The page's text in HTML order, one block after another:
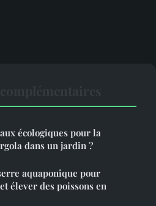
écologiques pour la
dans un jardin ?
aquaponique pour
élever des poissons en